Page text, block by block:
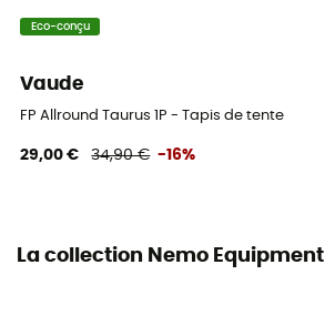
Eco-conçu
Vaude
FP Allround Taurus 1P - Tapis de tente
29,00 € 34,90 € -16%
La collection Nemo Equipment